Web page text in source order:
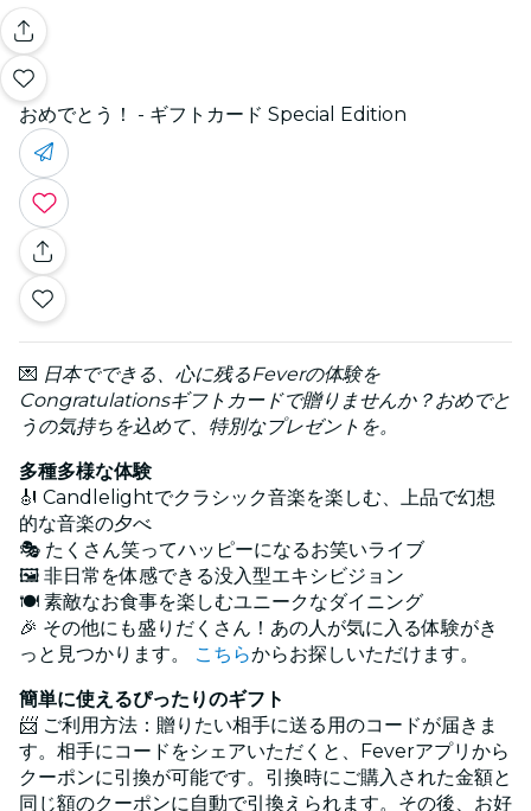
おめでとう！ - ギフトカード Special Edition
💌 日本でできる、心に残るFeverの体験を
Congratulationsギフトカードで贈りませんか？おめでと
うの気持ちを込めて、特別なプレゼントを。
多種多様な体験
🎻 Candlelightでクラシック音楽を楽しむ、上品で幻想
的な音楽の夕べ
🎭 たくさん笑ってハッピーになるお笑いライブ
🖼️ 非日常を体感できる没入型エキシビジョン
🍽️ 素敵なお食事を楽しむユニークなダイニング
🎉 その他にも盛りだくさん！あの人が気に入る体験がき
っと見つかります。
こちらからお探しいただけます。
簡単に使えるぴったりのギフト
📨 ご利用方法：贈りたい相手に送る用のコードが届きま
す。相手にコードをシェアいただくと、Feverアプリから
クーポンに引換が可能です。引換時にご購入された金額と
同じ額のクーポンに自動で引換えられます。その後、お好